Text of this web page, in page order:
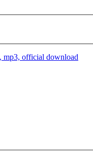
mp3, official download